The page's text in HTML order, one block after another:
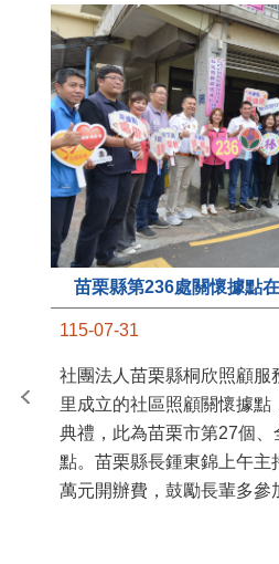
苗栗縣第236處關懷據點
115-07-31
社團法人苗栗縣桐欣照顧服
里成立的社區照顧關懷據點
典禮，此為苗栗市第27個、
點。苗栗縣長鍾東錦上午主
萬元開辦費，鼓勵長輩多參